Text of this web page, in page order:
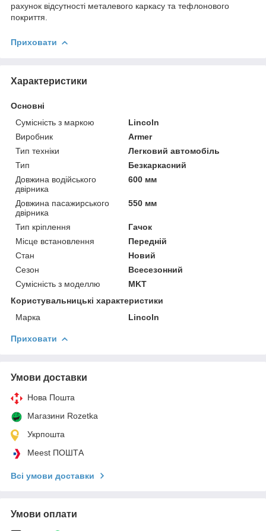
рахунок відсутності металевого каркасу та тефлонового
покриття.
Приховати
Характеристики
Основні
Сумісність з маркою
Lincoln
Виробник
Armer
Тип техніки
Легковий автомобіль
Тип
Безкаркасний
Довжина водійського
двірника
600 мм
Довжина пасажирського
двірника
550 мм
Тип кріплення
Гачок
Місце встановлення
Передній
Стан
Новий
Сезон
Всесезонний
Сумісність з моделлю
MKT
Користувальницькі характеристики
Марка
Lincoln
Приховати
Умови доставки
Нова Пошта
Магазини Rozetka
Укрпошта
Meest ПОШТА
Всі умови доставки
Умови оплати